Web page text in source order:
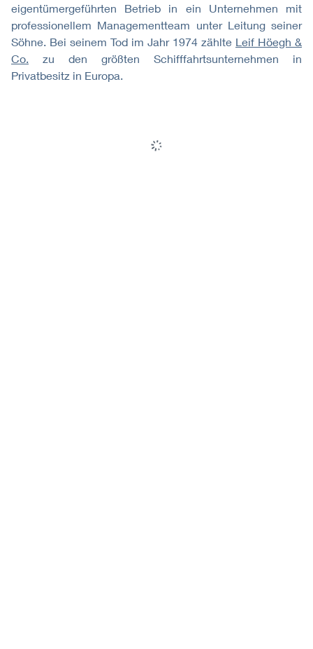
eigentümergeführten Betrieb in ein Unternehmen mit
professionellem Managementteam unter Leitung seiner
Söhne. Bei seinem Tod im Jahr 1974 zählte Leif Höegh &
Co.
zu den größten Schifffahrtsunternehmen in
Privatbesitz in Europa.